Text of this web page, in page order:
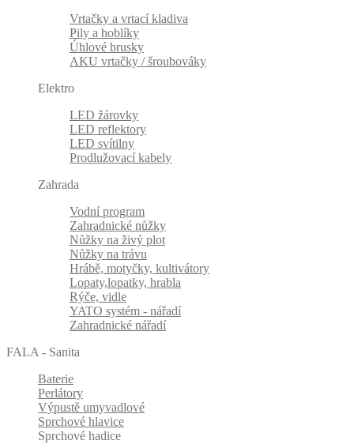
Vrtačky a vrtací kladiva
Pily a hoblíky
Úhlové brusky
AKU vrtačky / šroubováky
Elektro
LED žárovky
LED reflektory
LED svítilny
Prodlužovací kabely
Zahrada
Vodní program
Zahradnické nůžky
Nůžky na živý plot
Nůžky na trávu
Hrábě, motyčky, kultivátory
Lopaty,lopatky, hrabla
Rýče, vidle
YATO systém - nářadí
Zahradnické nářadí
FALA - Sanita
Baterie
Perlátory
Výpustě umyvadlové
Sprchové hlavice
Sprchové hadice